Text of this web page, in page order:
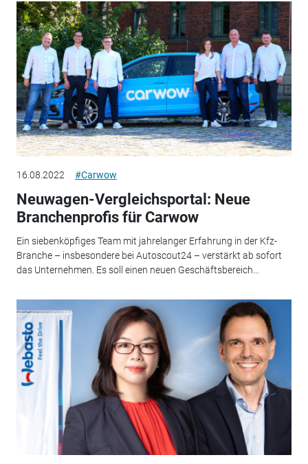
16.08.2022 #Carwow
Neuwagen-Vergleichsportal: Neue
Branchenprofis für Carwow
Ein siebenköpfiges Team mit jahrelanger Erfahrung in der Kfz-
Branche – insbesondere bei Autoscout24 – verstärkt ab sofort
das Unternehmen. Es soll einen neuen Geschäftsbereich...